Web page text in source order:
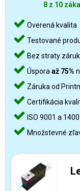
8 z 10
Overená kvalita
Testované
Bez straty
Úspora až 75%
Záruka od
Certifikácia
ISO 9001 a
Množstevné